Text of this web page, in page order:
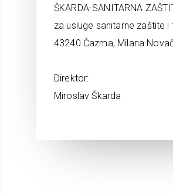
ŠKARDA-SANITARNA
za usluge sanitarne zaštite i
43240 Čazma, Milana
Direktor:
Miroslav Škarda